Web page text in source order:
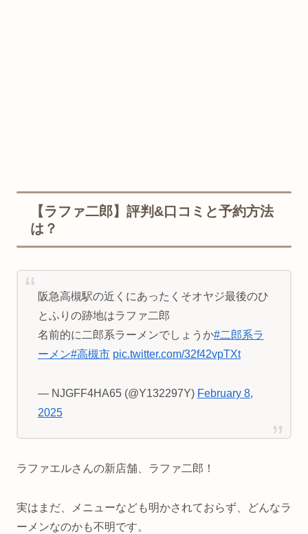
【ラファ二郎】評判&口コミと予約方法
は？
阪急高槻駅の近くにあったくそオヤジ最後のひ
とふりの跡地はラファ二郎
名前的に二郎系ラーメンでしょうか#二郎系ラ
ーメン#高槻市 pic.twitter.com/32f42vpTXt
— NJGFF4HA65 (@Y132297Y) February 8,
2025
ラファエルさんの新店舗、ラファ二郎！
実はまだ、メニューなども明かされておらず、どんなラ
ーメンなのかも不明です。